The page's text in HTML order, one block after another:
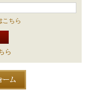
こちら
ら